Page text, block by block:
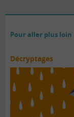
Pour aller plus loin
Décryptages